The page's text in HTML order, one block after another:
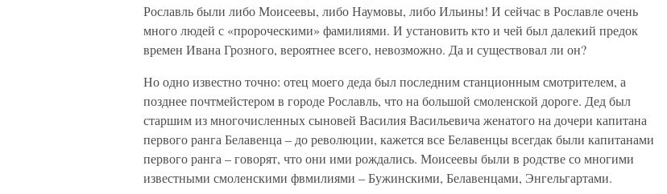
Рославль были либо Моисеевы, либо Наумовы, либо Ильины! И сейчас в Рославле очень
много людей с «пророческими» фамилиями. И установить кто и чей был далекий предок
времен Ивана Грозного, вероятнее всего, невозможно. Да и существовал ли он?
Но одно известно точно: отец моего деда был последним станционным смотрителем, а
позднее почтмейстером в городе Рославль, что на большой смоленской дороге. Дед был
старшим из многочисленных сыновей Василия Васильевича женатого на дочери капитана
первого ранга Белавенца – до революции, кажется все Белавенцы всегдак были капитанами
первого ранга – говорят, что они ими рождались. Моисеевы были в родстве со многими
известными смоленскими фвмилиями – Бужинскими, Белавенцами, Энгельгартами.